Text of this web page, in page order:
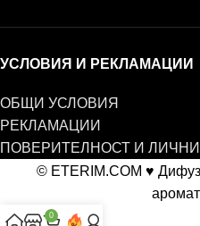
УСЛОВИЯ И РЕКЛАМАЦИИ
ОБЩИ УСЛОВИЯ
РЕКЛАМАЦИИ
ПОВЕРИТЕЛНОСТ И
© ETERIM.COM ♥
0